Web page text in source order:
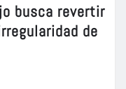
busca revertir
de